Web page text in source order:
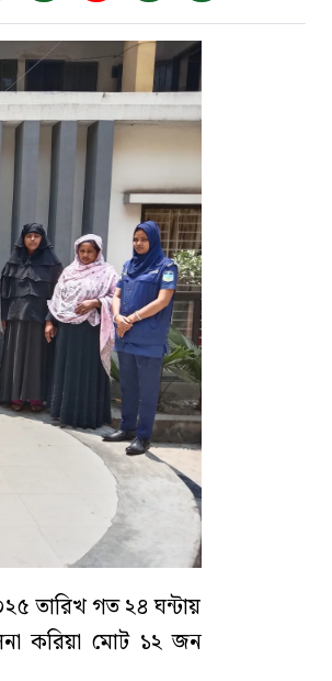
তারিখ গত ২৪ ঘন্টায়
করিয়া মোট ১২ জন